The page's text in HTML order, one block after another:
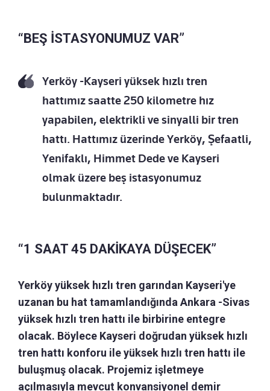
“BEŞ İSTASYONUMUZ VAR”
Yerköy -Kayseri yüksek hızlı tren
hattımız saatte 250 kilometre hız
yapabilen, elektrikli ve sinyalli bir tren
hattı. Hattımız üzerinde Yerköy, Şefaatli,
Yenifaklı, Himmet Dede ve Kayseri
olmak üzere beş istasyonumuz
bulunmaktadır.
“1 SAAT 45 DAKİKAYA DÜŞECEK”
Yerköy yüksek hızlı tren garından Kayseri'ye
uzanan bu hat tamamlandığında Ankara -Sivas
yüksek hızlı tren hattı ile birbirine entegre
olacak. Böylece Kayseri doğrudan yüksek hızlı
tren hattı konforu ile yüksek hızlı tren hattı ile
buluşmuş olacak. Projemiz işletmeye
açılmasıyla mevcut konvansiyonel demir